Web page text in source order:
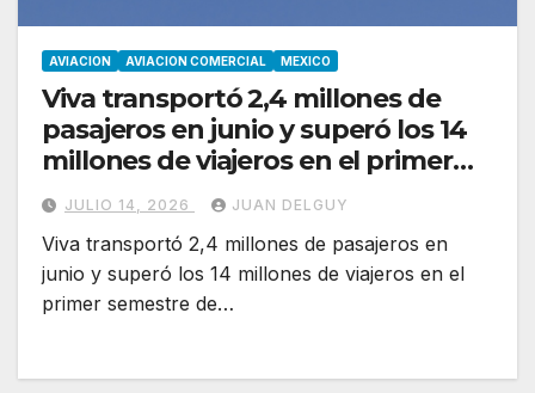
AVIACION AVIACION COMERCIAL MEXICO
Viva transportó 2,4 millones de
pasajeros en junio y superó los 14
millones de viajeros en el primer
semestre de 2026
JULIO 14, 2026 JUAN DELGUY
Viva transportó 2,4 millones de pasajeros en
junio y superó los 14 millones de viajeros en el
primer semestre de…